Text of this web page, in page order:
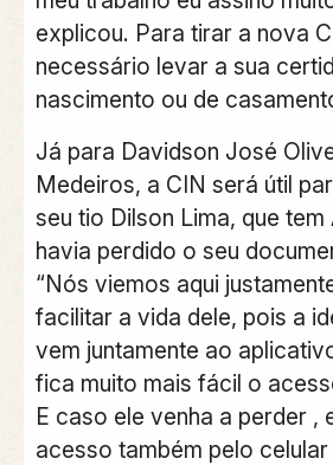
explicou. Para tirar a nova
necessário levar a sua
nascimento ou de
Já para Davidson José
Medeiros, a CIN será útil
seu tio Dilson Lima, que tem
havia perdido o seu
“Nós viemos aqui
facilitar a vida dele, pois a
vem juntamente ao
fica muito mais fácil o
E caso ele venha a perder ,
acesso também pelo celular